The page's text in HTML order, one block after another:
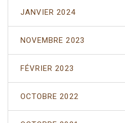
JANVIER 2024
NOVEMBRE 2023
FÉVRIER 2023
OCTOBRE 2022